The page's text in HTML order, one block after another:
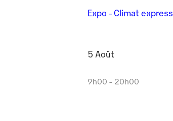
Expo - Climat express
5 Août
9h00 - 20h00